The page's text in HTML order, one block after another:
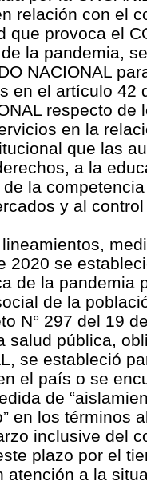
relación con el
que provoca el
la pandemia,
NACIONAL
en el artículo 42
respecto de
en la
que las
a la
la
y al
2020 se
de la pandemia
de la
N° 297 del 19
salud pública,
se estableció
el país o se
de
en los términos
inclusive del
plazo por el
atención a la